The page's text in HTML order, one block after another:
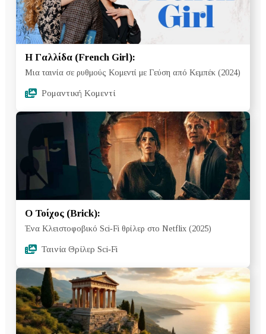
Η Γαλλίδα (French Girl):
Μια ταινία σε ρυθμούς Κομεντί με Γεύση από Κεμπέκ (2024)
Ρομαντική Κομεντί
Ο Τοίχος (Brick):
Ένα Κλειστοφοβικό Sci‑Fi θρίλερ στο Netflix (2025)
Ταινία Θρίλερ Sci‑Fi